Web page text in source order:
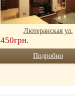
Лютеранская ул.
450грн.
Подробно